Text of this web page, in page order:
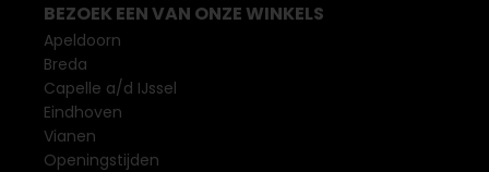
BEZOEK EEN VAN ONZE WINKELS
Apeldoorn
Breda
Capelle a/d IJssel
Eindhoven
Vianen
Openingstijden